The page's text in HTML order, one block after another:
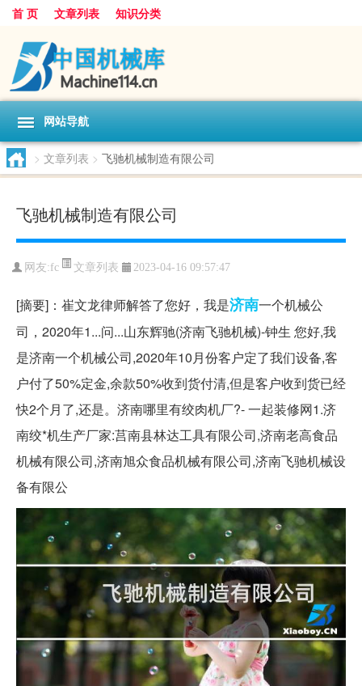
首 页 文章列表 知识分类
网站导航
> 文章列表 > 飞驰机械制造有限公司
飞驰机械制造有限公司
网友:fc 文章列表 2023-04-16 09:57:47
[摘要]：崔文龙律师解答了您好，我是济南一个机械公
司，2020年1...问...山东辉驰(济南飞驰机械)-钟生 您好,我
是济南一个机械公司,2020年10月份客户定了我们设备,客
户付了50%定金,余款50%收到货付清,但是客户收到货已经
快2个月了,还是。济南哪里有绞肉机厂?- 一起装修网1.济
南绞*机生产厂家:莒南县林达工具有限公司,济南老高食品
机械有限公司,济南旭众食品机械有限公司,济南飞驰机械设
备有限公